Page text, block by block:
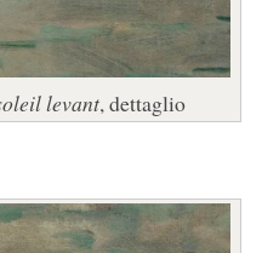
levant, dettaglio